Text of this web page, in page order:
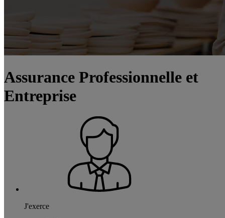
Assurance Professionnelle et
Entreprise
J'exerce